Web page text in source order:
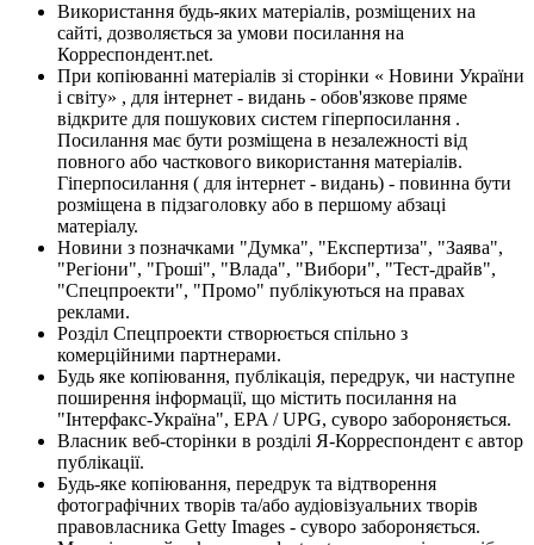
Використання будь-яких матеріалів, розміщених на
сайті, дозволяється за умови посилання на
Корреспондент.net.
При копіюванні матеріалів зі сторінки « Новини України
і світу» , для інтернет - видань - обов'язкове пряме
відкрите для пошукових систем гіперпосилання .
Посилання має бути розміщена в незалежності від
повного або часткового використання матеріалів.
Гіперпосилання ( для інтернет - видань) - повинна бути
розміщена в підзаголовку або в першому абзаці
матеріалу.
Новини з позначками "Думка", "Експертиза", "Заява",
"Регіони", "Гроші", "Влада", "Вибори", "Тест-драйв",
"Спецпроекти", "Промо" публікуються на правах
реклами.
Розділ Спецпроекти створюється спільно з
комерційними партнерами.
Будь яке копіювання, публікація, передрук, чи наступне
поширення інформації, що містить посилання на
"Інтерфакс-Україна", EPA / UPG, суворо забороняється.
Власник веб-сторінки в розділі Я-Корреспондент є автор
публікації.
Будь-яке копіювання, передрук та відтворення
фотографічних творів та/або аудіовізуальних творів
правовласника Getty Images - суворо забороняється.